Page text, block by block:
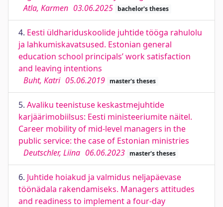
Atla, Karmen 03.06.2025 bachelor's theses
4. Eesti üldhariduskoolide juhtide tööga rahulolu
ja lahkumiskavatsused. Estonian general
education school principals’ work satisfaction
and leaving intentions
Buht, Katri 05.06.2019 master's theses
5. Avaliku teenistuse keskastmejuhtide
karjäärimobiilsus: Eesti ministeeriumite näitel.
Career mobility of mid-level managers in the
public service: the case of Estonian ministries
Deutschler, Liina 06.06.2023 master's theses
6. Juhtide hoiakud ja valmidus neljapäevase
töönädala rakendamiseks. Managers attitudes
and readiness to implement a four-day